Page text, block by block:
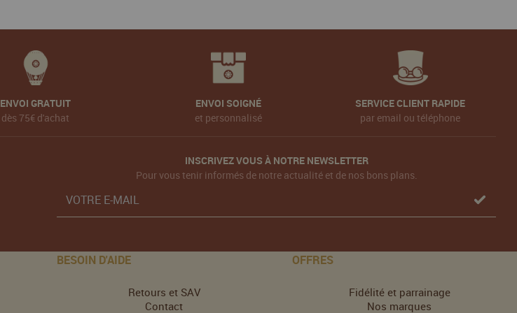
ENVOI GRATUIT
dès 75€ d'achat
ENVOI SOIGNÉ
et personnalisé
SERVICE CLIENT RAPIDE
par email ou téléphone
INSCRIVEZ VOUS À NOTRE NEWSLETTER
Pour vous tenir informés de notre actualité et de nos bons plans.
BESOIN D'AIDE
Retours et SAV
Contact
OFFRES
Fidélité et parrainage
Nos marques